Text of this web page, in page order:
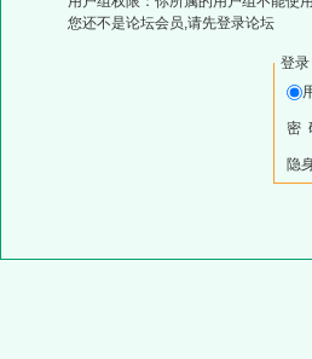
您还不是论坛会员,请先登录论坛
登录
密
隐